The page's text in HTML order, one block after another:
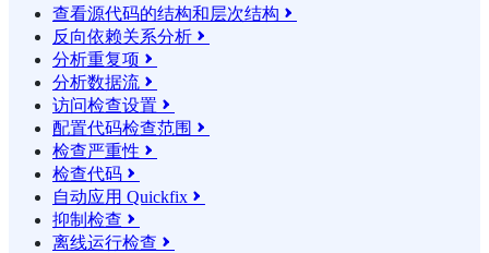
查看源代码的结构和层次结构 
反向依赖关系分析 
分析重复项 
分析数据流 
访问检查设置 
配置代码检查范围 
检查严重性 
检查代码 
自动应用 Quickfix 
抑制检查 
离线运行检查 